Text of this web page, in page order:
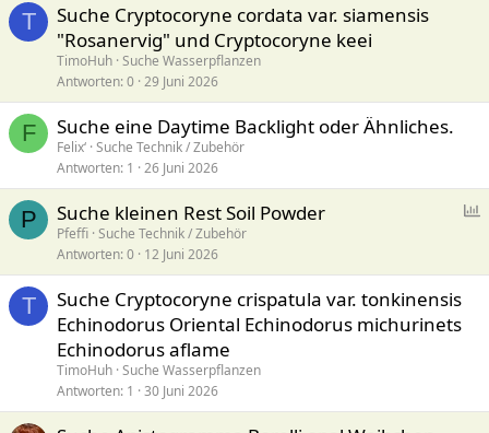
T
Suche Cryptocoryne cordata var. siamensis
"Rosanervig" und Cryptocoryne keei
TimoHuh Suche Wasserpflanzen
Antworten 0 29 Juni 2026
F Suche eine Daytime Backlight oder Ähnliches.
Felix‘ Suche Technik / Zubehör
Antworten 1 26 Juni 2026
P
r
Suche kleinen Rest Soil Powder
Pfeffi Suche Technik / Zubehör
Antworten 0 12 Juni 2026
T
Suche Cryptocoryne crispatula var. tonkinensis
Echinodorus Oriental Echinodorus michurinets
Echinodorus aflame
TimoHuh Suche Wasserpflanzen
Antworten 1 30 Juni 2026